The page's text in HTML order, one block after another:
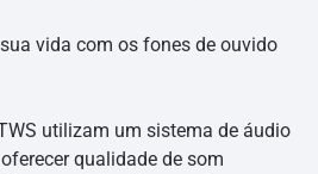
vida com os fones de ouvido
utilizam um sistema de áudio
qualidade de som